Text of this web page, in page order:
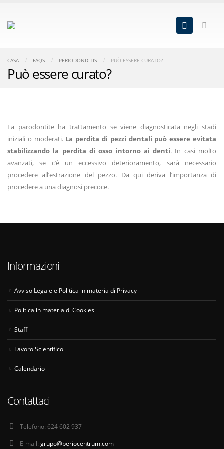
CASA FAQS PERIODONDITIS PUÒ ESSERE CURATO?
Può essere curato?
La parodontite ha trattamento se viene diagnosticata negli stadi
iniziali o moderati. La perdita di pezzi dentali può essere evitata
stabilizzando la perdita di osso intorno ai denti. In casi molto
avanzati, se c’è un eccessivo deterioramento, sarà necessario
procedere all’estrazione del pezzo. Da qui deriva l’importanza di
procedere a una diagnosi precoce.
Informazioni
Avviso Legale e Politica in materia di Privacy
Politica in materia di Cookies
Staff
Lavoro Scientifico
Calendario
Contattaci
Telefono: 624 602 937
E-mail: grupo@periocentrum.com